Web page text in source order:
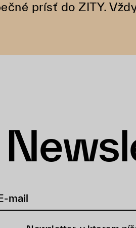
prísť do ZITY.